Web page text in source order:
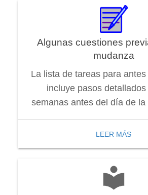
Algunas cuestiones
mudanza
La lista de tareas para
incluye pasos
semanas antes del día de la
LEER MÁS